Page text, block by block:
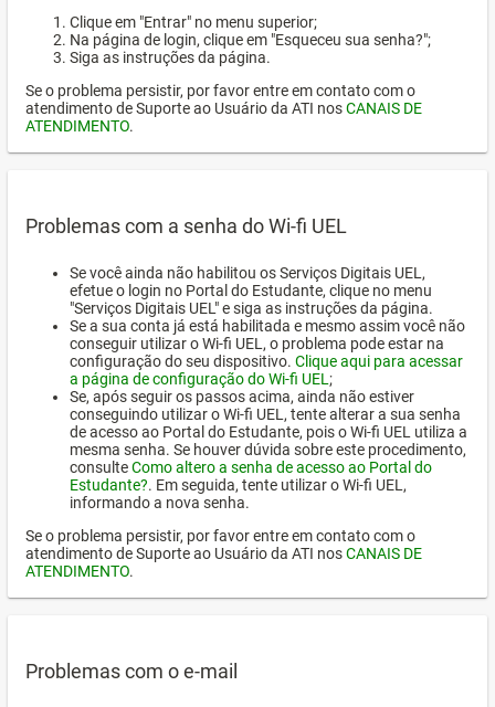
Clique em "Entrar" no menu superior;
Na página de login, clique em "Esqueceu sua senha?";
Siga as instruções da página.
Se o problema persistir, por favor entre em contato com o
atendimento de Suporte ao Usuário da ATI nosCANAIS DE
ATENDIMENTO.
Problemas com a senha do Wi-fi UEL
Se você ainda não habilitou os Serviços Digitais UEL,
efetue o login no Portal do Estudante, clique no menu
"Serviços Digitais UEL" e siga as instruções da página.
Se a sua conta já está habilitada e mesmo assim você não
conseguir utilizar o Wi-fi UEL, o problema pode estar na
configuração do seu dispositivo. Clique aqui para acessar
a página de configuração do Wi-fi UEL ;
Se, após seguir os passos acima, ainda não estiver
conseguindo utilizar o Wi-fi UEL, tente alterar a sua senha
de acesso ao Portal do Estudante, pois o Wi-fi UEL utiliza a
mesma senha. Se houver dúvida sobre este procedimento,
consulteComo altero a senha de acesso ao Portal do
Estudante?. Em seguida, tente utilizar o Wi-fi UEL,
informando a nova senha.
Se o problema persistir, por favor entre em contato com o
atendimento de Suporte ao Usuário da ATI nosCANAIS DE
ATENDIMENTO.
Problemas com o e-mail